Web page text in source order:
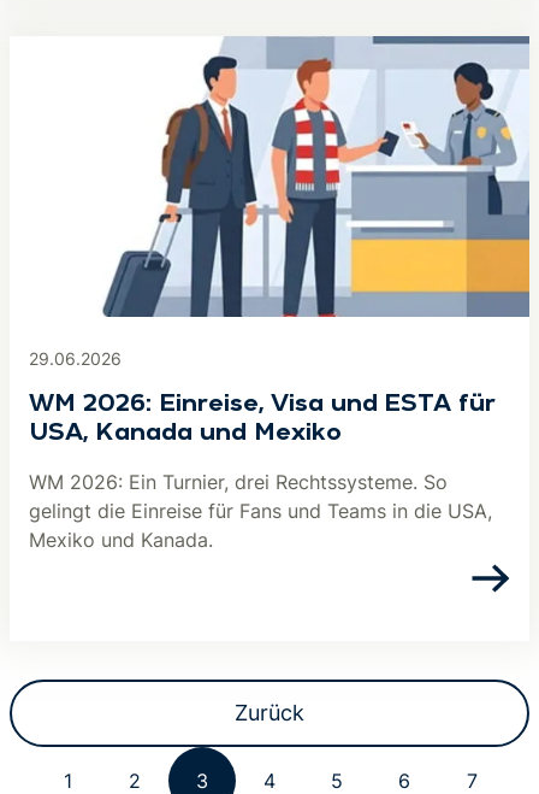
29.06.2026
WM 2026: Einreise, Visa und ESTA für
USA, Kanada und Mexiko
WM 2026: Ein Turnier, drei Rechtssysteme. So
gelingt die Einreise für Fans und Teams in die USA,
Mexiko und Kanada.
Zurück
1 2 3 4 5 6 7